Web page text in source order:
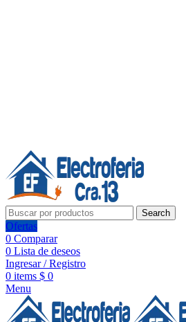
Search
Ofertas
0 Comparar
0 Lista de deseos
Ingresar / Registro
0 items $ 0
Menu